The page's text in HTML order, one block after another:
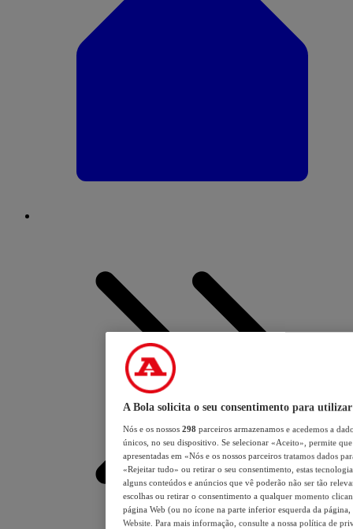
A Bola solicita o seu consentimento para utilizar
Nós e os nossos 298 parceiros armazenamos e acedemos a
únicos, no seu dispositivo. Se selecionar «Aceito», permite
apresentadas em «Nós e os nossos parceiros tratamos dados
«Rejeitar tudo» ou retirar o seu consentimento, estas
alguns conteúdos e anúncios que vê poderão não ser tão
escolhas ou retirar o consentimento a qualquer momento
página Web (ou no ícone na parte inferior esquerda da página,
Website. Para mais informação, consulte a nossa política de